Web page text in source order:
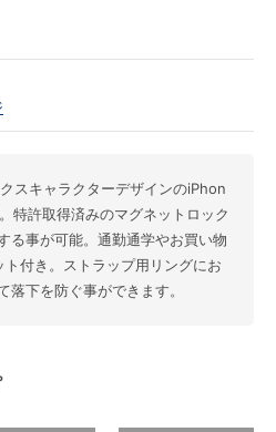
スキャラクターデザインのiPhon
特許取得済みのマグネットロック
る事が可能。通勤通学やお買い物
付き。ストラップ用リングにお
下を防ぐ事ができます。